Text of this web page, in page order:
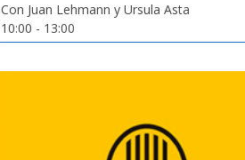
Con Juan Lehmann y Ursula Asta
10:00 - 13:00